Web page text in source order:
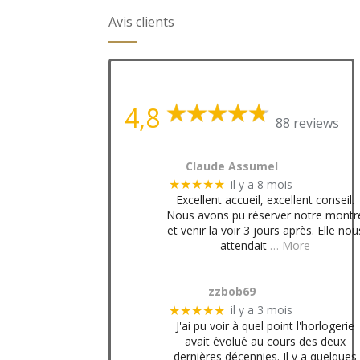
Avis clients
4,8 88 reviews
Claude Assumel
★★★★★ il y a 8 mois
Excellent accueil, excellent conseil.
Nous avons pu réserver notre
et venir la voir 3 jours après. Elle
attendait … More
zzbob69
★★★★★ il y a 3 mois
J'ai pu voir à quel point l'horlogerie
avait évolué au cours des deux
dernières décennies. Il y a quelques